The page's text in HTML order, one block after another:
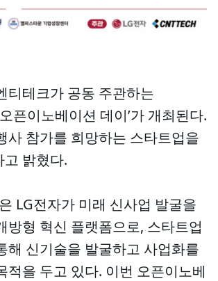
티테크가 공동 주관하는
픈이노베이션 데이’가 개최된다.
사 참가를 희망하는 스타트업을
밝혔다.
LG전자가 미래 신사업 발굴을
방형 혁신 플랫폼으로, 스타트업
해 신기술을 발굴하고 사업화를
적을 두고 있다. 이번 오픈이노베